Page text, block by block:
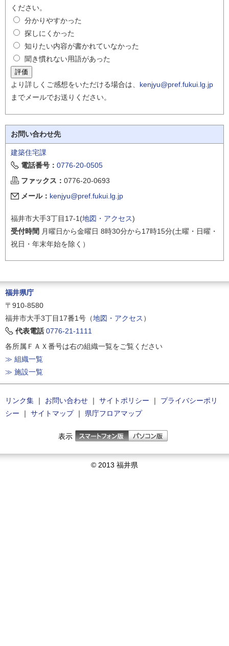
ください。
分かりやすかった
探しにくかった
知りたい内容が書かれていなかった
聞き慣れない用語があった
より詳しくご感想をいただける場合は、 kenjyu@pref.fukui.lg.jp
までメールでお送りください。
お問い合わせ先
建築住宅課
電話番号： 0776-20-0505
ファックス： 0776-20-0693
メール： kenjyu@pref.fukui.lg.jp
福井市大手3丁目17-1(地図・アクセス)
受付時間 月曜日から金曜日 8時30分から17時15分(土曜・日曜・
祝日・年末年始を除く）
福井県庁
〒910-8580
福井市大手3丁目17番1号（地図・アクセス ）
代表電話 0776-21-1111
各所属ＦＡＸ番号は右の組織一覧をご覧ください
≫ 組織一覧
≫ 施設一覧
リンク集 ｜ お問い合わせ ｜ サイトポリシー ｜
プライバシーポリ
シー ｜ サイトマップ｜ 県庁フロアマップ
表示
© 2013 福井県